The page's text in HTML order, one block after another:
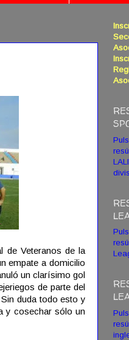
de Veteranos de la
empate a domicilio
un clarísimo gol
de parte del
duda todo esto y
y cosechar sólo un